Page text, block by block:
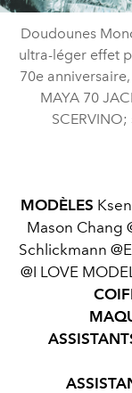
Doudounes
ultra-léger effet
70e
MAYA 70
MODÈLES
Mason Chang
Schlickmann
@I LOVE